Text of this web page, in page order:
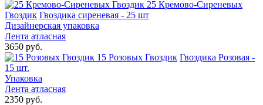
25 Кремово-Сиреневых
Гвоздик Гвоздика сиреневая - 25 шт
Дизайнерская упаковка
Лента атласная
3650 руб.
15 Розовых Гвоздик Гвоздика Розовая -
15 шт.
Упаковка
Лента атласная
2350 руб.